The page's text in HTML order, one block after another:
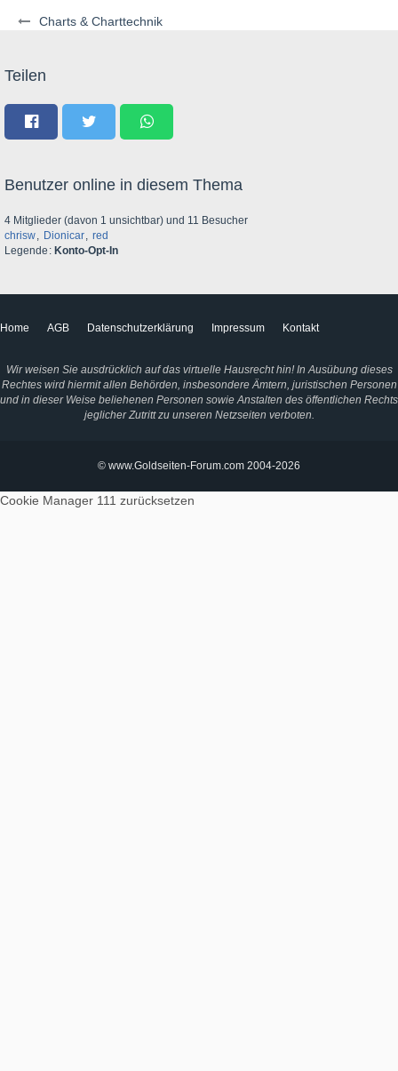
Charts & Charttechnik
Teilen
Benutzer online in diesem Thema
4 Mitglieder (davon 1 unsichtbar) und 11 Besucher
chrisw
Dionicar
red
Legende
Konto-Opt-In
Home AGB Datenschutzerklärung Impressum Kontakt
Wir weisen Sie ausdrücklich auf das virtuelle Hausrecht hin! In Ausübung dieses
Rechtes wird hiermit allen Behörden, insbesondere Ämtern, juristischen Personen
und in dieser Weise beliehenen Personen sowie Anstalten des öffentlichen Rechts
jeglicher Zutritt zu unseren Netzseiten verboten.
© www.Goldseiten-Forum.com 2004-2026
Cookie Manager 111 zurücksetzen